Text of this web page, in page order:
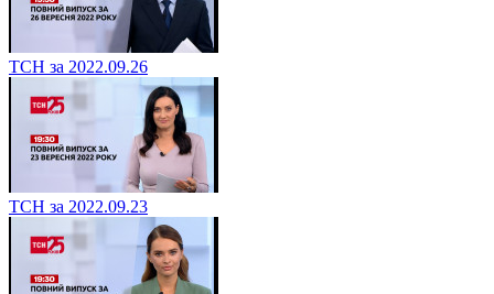
ТСН за 2022.09.26
ТСН за 2022.09.23